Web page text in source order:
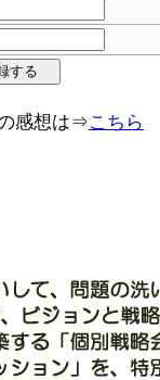
感想は⇒こちら